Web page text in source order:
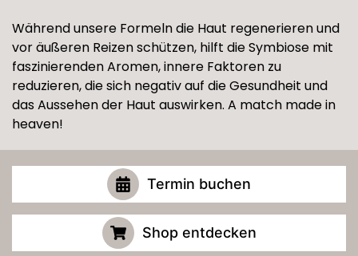
Während unsere Formeln die Haut regenerieren und
vor äußeren Reizen schützen, hilft die Symbiose mit
faszinierenden Aromen, innere Faktoren zu
reduzieren, die sich negativ auf die Gesundheit und
das Aussehen der Haut auswirken. A match made in
heaven!
Termin buchen
Shop entdecken